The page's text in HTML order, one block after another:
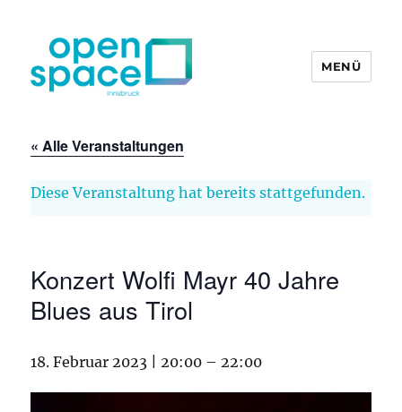
MENÜ
« Alle Veranstaltungen
Diese Veranstaltung hat bereits stattgefunden.
Konzert Wolfi Mayr 40 Jahre
Blues aus Tirol
18. Februar 2023 | 20:00 –22:00